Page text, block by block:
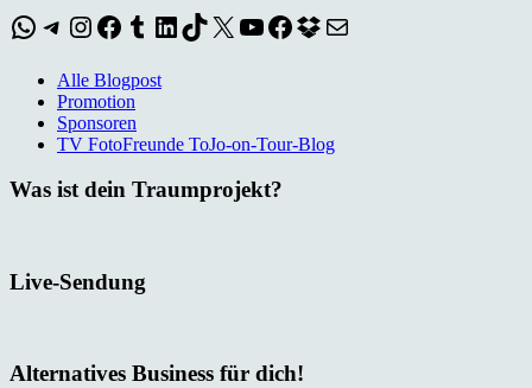
WhatsApp
Telegram
Instagram
Facebook
Tumblr
LinkedIn
TikTok
X YouTube
Facebook
Dropbox
E-Mail
Alle Blogpost
Promotion
Sponsoren
TV FotoFreunde ToJo-on-Tour-Blog
Was ist dein Traumprojekt?
Live-Sendung
Alternatives Business für dich!